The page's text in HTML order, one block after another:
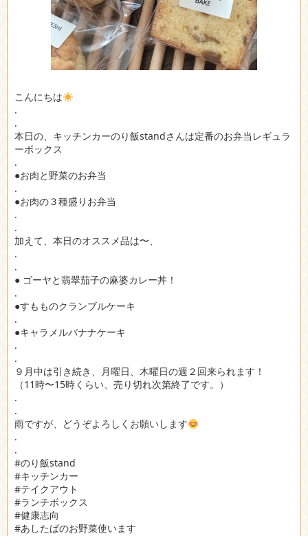
こんにちは
.
.
本日の、キッチンカーのり飯standさんは定番のお弁当レギュラ
ーボックス
.
●お肉と野菜のお弁当
.
●お肉の３種盛りお弁当
.
.
加えて、本日のオススメ品は〜、
.
.
● ゴーヤと翡翠茄子の麻婆カレー丼！
.
●すもものクランブルケーキ
.
●キャラメルバナナケーキ
.
.
９月中は引き続き、月曜日、木曜日の週２回来られます！
（11時〜15時くらい、売り切れ次第終了です。）
.
.
雨ですが、どうぞよろしくお願いします
.
.
#のり飯stand
#キッチンカー
#テイクアウト
#ランチボックス
#健康志向
#あしたばのお野菜使います